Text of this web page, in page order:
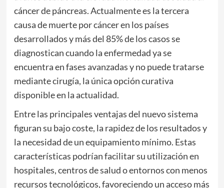
cáncer de páncreas. Actualmente es la tercera
causa de muerte por cáncer en los países
desarrollados y más del 85% de los casos se
diagnostican cuando la enfermedad ya se
encuentra en fases avanzadas y no puede tratarse
mediante cirugía, la única opción curativa
disponible en la actualidad.
Entre las principales ventajas del nuevo sistema
figuran su bajo coste, la rapidez de los resultados y
la necesidad de un equipamiento mínimo. Estas
características podrían facilitar su utilización en
hospitales, centros de salud o entornos con menos
recursos tecnológicos, favoreciendo un acceso más